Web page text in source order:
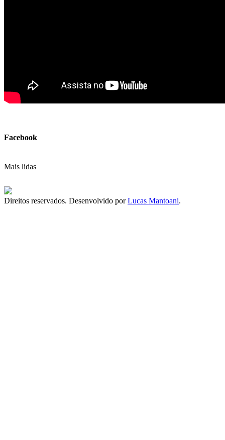
Facebook
Mais lidas
Direitos reservados. Desenvolvido porLucas Mantoani.